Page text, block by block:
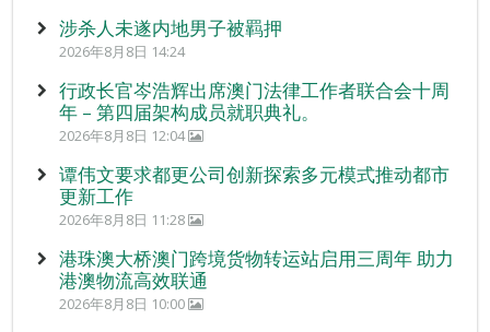
涉杀人未遂内地男子被羁押
2026年8月8日 14:24
行政长官岑浩辉出席澳门法律工作者联合会十周
年 – 第四届架构成员就职典礼。
2026年8月8日 12:04
谭伟文要求都更公司创新探索多元模式推动都市
更新工作
2026年8月8日 11:28
港珠澳大桥澳门跨境货物转运站启用三周年 助力
港澳物流高效联通
2026年8月8日 10:00